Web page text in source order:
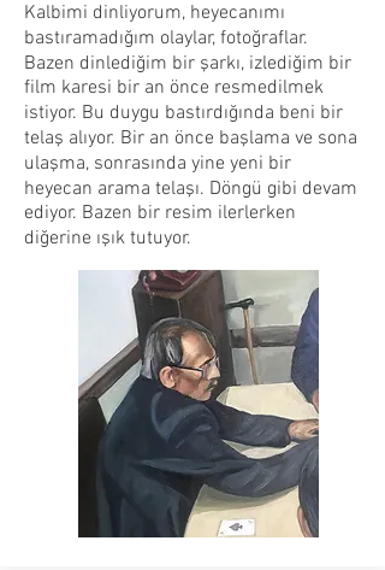
Kalbimi dinliyorum, heyecanımı
bastıramadığım olaylar, fotoğraflar.
Bazen dinlediğim bir şarkı, izlediğim bir
film karesi bir an önce resmedilmek
istiyor. Bu duygu bastırdığında beni bir
telaş alıyor. Bir an önce başlama ve sona
ulaşma, sonrasında yine yeni bir
heyecan arama telaşı. Döngü gibi devam
ediyor. Bazen bir resim ilerlerken
diğerine ışık tutuyor.